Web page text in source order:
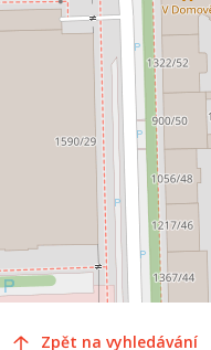
Zpět na vyhledávání